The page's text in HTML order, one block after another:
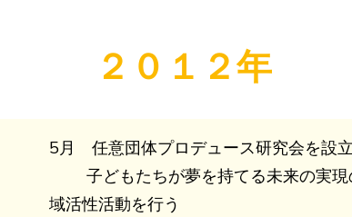
２０１２年
5月 任意団体プロデュース研究会を設立
子どもたちが夢を持てる未来の実現
域活性活動を行う